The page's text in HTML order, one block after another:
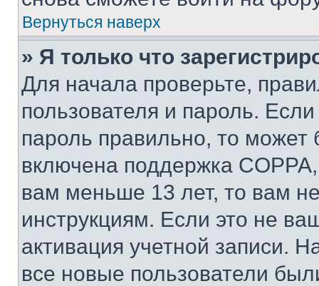
Вернуться наверх
» Я только что
Для начала проверьте,
пользователя и пароль.
пароль правильно, то может
включена поддержка
вам меньше 13 лет, то вам
инструкциям. Если это не
активация учетной записи.
все новые пользователи